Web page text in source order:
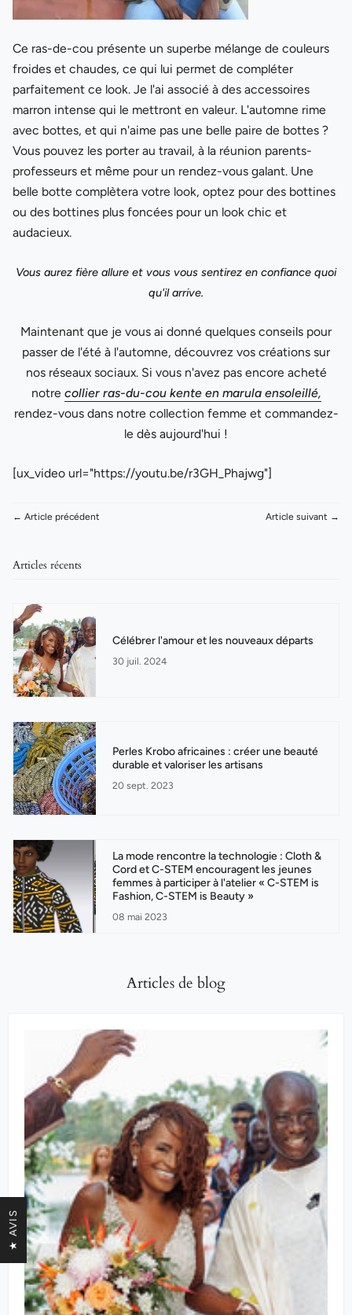
Ce ras-de-cou présente un superbe mélange de couleurs
froides et chaudes, ce qui lui permet de compléter
parfaitement ce look. Je l'ai associé à des accessoires
marron intense qui le mettront en valeur. L'automne rime
avec bottes, et qui n'aime pas une belle paire de bottes ?
Vous pouvez les porter au travail, à la réunion parents-
professeurs et même pour un rendez-vous galant. Une
belle botte complètera votre look, optez pour des bottines
ou des bottines plus foncées pour un look chic et
audacieux.
Vous aurez fière allure et vous vous sentirez en confiance quoi
qu'il arrive.
Maintenant que je vous ai donné quelques conseils pour
passer de l'été à l'automne, découvrez vos créations sur
nos réseaux sociaux. Si vous n'avez pas encore acheté
notre collier ras-du-cou kente en marula ensoleillé,
rendez-vous dans notre collection femme et commandez-
le dès aujourd'hui !
[ux_video url="https://youtu.be/r3GH_Phajwg"]
Article suivant →
← Article précédent
Articles récents
Célébrer l'amour et les nouveaux départs
30 juil. 2024
Perles Krobo africaines : créer une beauté
durable et valoriser les artisans
20 sept. 2023
La mode rencontre la technologie : Cloth &
Cord et C-STEM encouragent les jeunes
femmes à participer à l'atelier « C-STEM is
Fashion, C-STEM is Beauty »
08 mai 2023
Articles de blog
★ AVIS